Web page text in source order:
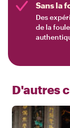
Sans la
Des
de la
D'autres